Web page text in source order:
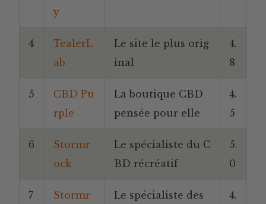
y
4
TealerL
ab
Le site le plus orig
inal
4.
8
5
CBD Pu
rple
La boutique CBD
pensée pour elle
4.
5
6
Stormr
ock
Le spécialiste du C
BD récréatif
5.
0
7 Stormr Le spécialiste des 4.